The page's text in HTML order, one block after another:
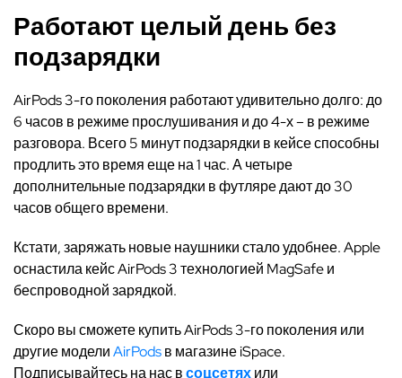
Работают целый день без
подзарядки
AirPods 3-го поколения работают удивительно долго: до
6 часов в режиме прослушивания и до 4-х – в режиме
разговора. Всего 5 минут подзарядки в кейсе способны
продлить это время еще на 1 час. А четыре
дополнительные подзарядки в футляре дают до 30
часов общего времени.
Кстати, заряжать новые наушники стало удобнее. Apple
оснастила кейс AirPods 3 технологией MagSafe и
беспроводной зарядкой.
Скоро вы сможете купить AirPods 3-го поколения или
другие моделиAirPodsв магазине iSpace.
Подписывайтесь на нас всоцсетяхили